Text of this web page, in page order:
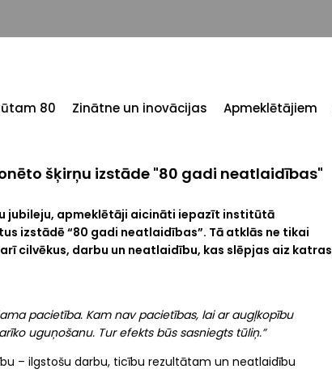
80 Zinātne un inovācijas Apmeklētājiem
šķirņu izstāde "80 gadi neatlaidības"
jubileju, apmeklētāji aicināti iepazīt institūtā
izstādē “80 gadi neatlaidības”. Tā atklās ne tikai
cilvēkus, darbu un neatlaidību, kas slēpjas aiz katras
pacietība. Kam nav pacietības, lai ar augļkopību
uguņošanu. Tur efekts būs sasniegts tūliņ.”
– ilgstošu darbu, ticību rezultātam un neatlaidību